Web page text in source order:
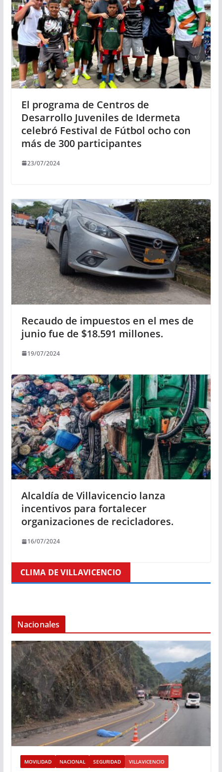
El programa de Centros de
Desarrollo Juveniles de Idermeta
celebró Festival de Fútbol ocho con
más de 300 participantes
23/07/2024
Recaudo de impuestos en el mes de
junio fue de $18.591 millones.
19/07/2024
Alcaldía de Villavicencio lanza
incentivos para fortalecer
organizaciones de recicladores.
16/07/2024
CLIMA DE VILLAVICENCIO
Nacionales
MOVILIDAD NACIONAL SEGURIDAD VILLAVICENCIO